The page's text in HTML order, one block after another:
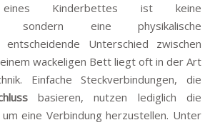
Kinderbettes ist keine
sondern eine physikalische
Unterschied zwischen
wackeligen Bett liegt oft in der Art
Einfache Steckverbindungen, die
basieren, nutzen lediglich die
eine Verbindung herzustellen. Unter